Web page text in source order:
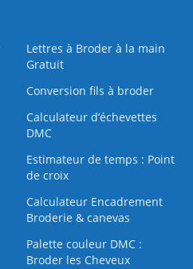
Lettres à Broder à la main
Gratuit
Conversion fils à broder
Calculateur d’échevettes
DMC
Estimateur de temps : Point
de croix
Calculateur Encadrement
Broderie & canevas
Palette couleur DMC :
Broder les Cheveux